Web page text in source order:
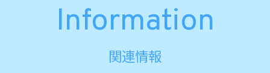
Information
関連情報